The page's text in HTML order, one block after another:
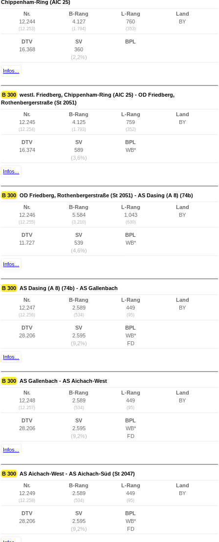
Chippenham-Ring (AIC 25)
Nr.
12.244
(12.253)
B-Rang
4.127
(1.794)
L-Rang
760
(353)
Land
BY
DTV
16.368
SV
360
(2,2%)
BPL
Infos...
B 300 westl. Friedberg, Chippenham-Ring (AIC 25) - OD Friedberg,
Rothenbergerstraße (St 2051)
Nr.
12.245
(12.254)
B-Rang
4.125
(1.793)
L-Rang
759
(352)
Land
BY
DTV
16.374
SV
589
(3,6%)
BPL
WB*
Infos...
B 300 OD Friedberg, Rothenbergerstraße (St 2051) - AS Dasing (A 8) (74b)
Nr.
12.246
(12.255)
B-Rang
5.584
(3.210)
L-Rang
1.043
(630)
Land
BY
DTV
11.727
SV
539
(4,6%)
BPL
WB*
Infos...
B 300 AS Dasing (A 8) (74b) - AS Gallenbach
Nr.
12.247
(12.256)
B-Rang
2.589
(534)
L-Rang
449
(95)
Land
BY
DTV
28.206
SV
2.595
(9,2%)
BPL
WB*
FD
Infos...
B 300 AS Gallenbach - AS Aichach-West
Nr.
12.248
(12.257)
B-Rang
2.589
(534)
L-Rang
449
(95)
Land
BY
DTV
28.206
SV
2.595
(9,2%)
BPL
WB*
FD
Infos...
B 300 AS Aichach-West - AS Aichach-Süd (St 2047)
Nr.
12.249
(12.258)
B-Rang
2.589
(534)
L-Rang
449
(95)
Land
BY
DTV
28.206
SV
2.595
(9,2%)
BPL
WB*
FD